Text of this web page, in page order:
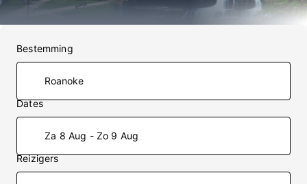
Bestemming
Dates
Za 8 Aug - Zo 9 Aug
Reizigers